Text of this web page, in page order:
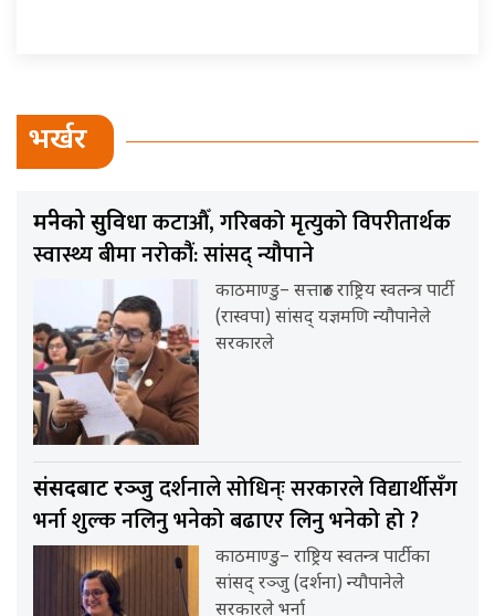
भर्खर
मन्त्रीको सुविधाकटाऔँ, गरिबको मृत्युको विपरीतार्थक
स्वास्थ्य बीमा नरोकौंं: सांसद् न्यौपाने
काठमाण्डु– सत्तारुढ राष्ट्रिय स्वतन्त्र पार्टी
(रास्वपा) सांसद् यज्ञमणि न्यौपानेले
सरकारले
संसदबाट रञ्जुदर्शनाले सोधिन्ः सरकारले विद्यार्थीसँग
भर्ना शुल्क नलिनु भनेको बढाएर लिनु भनेको हो ?
काठमाण्डु– राष्ट्रिय स्वतन्त्र पार्टीका
सांसद् रञ्जु (दर्शना) न्यौपानेले
सरकारले भर्ना